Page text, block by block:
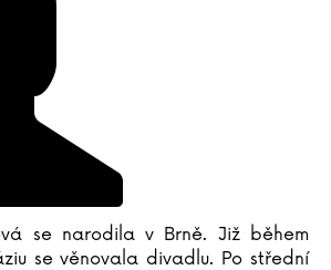
se narodila v Brně. Již během
se věnovala divadlu. Po střední